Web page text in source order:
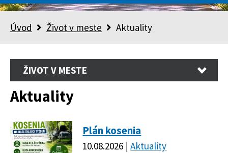
Úvod Život v meste Aktuality
ŽIVOT V MESTE
Aktuality
Plán kosenia
10.08.2026 Aktuality